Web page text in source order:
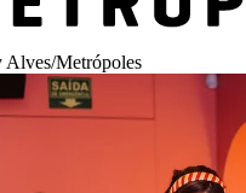
Alves/Metrópoles